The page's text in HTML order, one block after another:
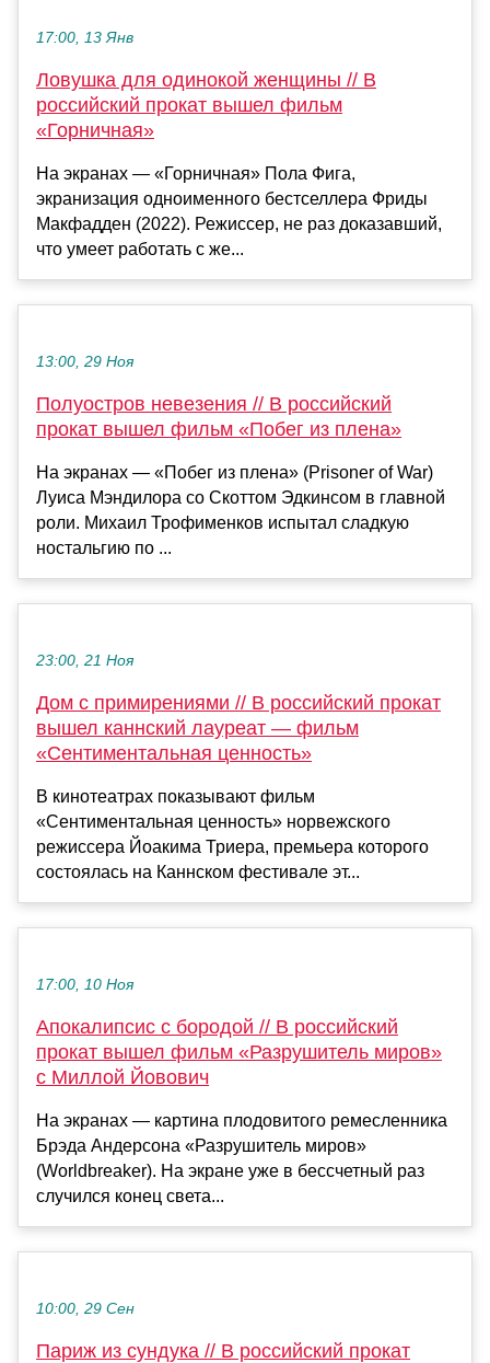
17:00, 13 Янв
Ловушка для одинокой женщины // В
российский прокат вышел фильм
«Горничная»
На экранах — «Горничная» Пола Фига,
экранизация одноименного бестселлера Фриды
Макфадден (2022). Режиссер, не раз доказавший,
что умеет работать с же...
13:00, 29 Ноя
Полуостров невезения // В российский
прокат вышел фильм «Побег из плена»
На экранах — «Побег из плена» (Prisoner of War)
Луиса Мэндилора со Скоттом Эдкинсом в главной
роли. Михаил Трофименков испытал сладкую
ностальгию по ...
23:00, 21 Ноя
Дом с примирениями // В российский прокат
вышел каннский лауреат — фильм
«Сентиментальная ценность»
В кинотеатрах показывают фильм
«Сентиментальная ценность» норвежского
режиссера Йоакима Триера, премьера которого
состоялась на Каннском фестивале эт...
17:00, 10 Ноя
Апокалипсис с бородой // В российский
прокат вышел фильм «Разрушитель миров»
с Миллой Йовович
На экранах — картина плодовитого ремесленника
Брэда Андерсона «Разрушитель миров»
(Worldbreaker). На экране уже в бессчетный раз
случился конец света...
10:00, 29 Сен
Париж из сундука // В российский прокат